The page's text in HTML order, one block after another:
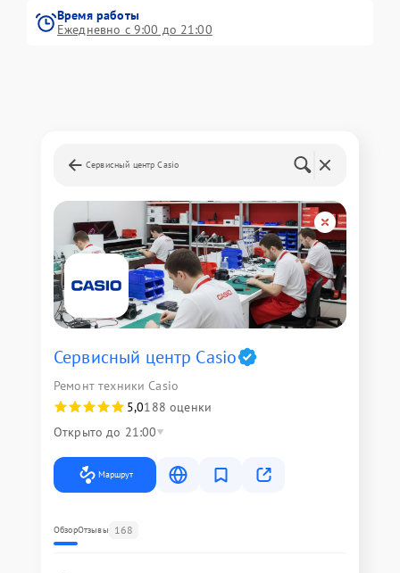
Время работы
Ежедневно с 9:00 до 21:00
Сервисный центр Casio
Сервисный центр Casio
Ремонт техники Casio
5,0188 оценки
Открыто до 21:00
Маршрут
ОбзорОтзывы 168